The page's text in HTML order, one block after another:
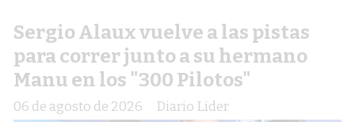
Sergio Alaux vuelve a las pistas
para correr junto a su hermano
Manu en los "300 Pilotos"
Diario Lider
06 de agosto de 2026